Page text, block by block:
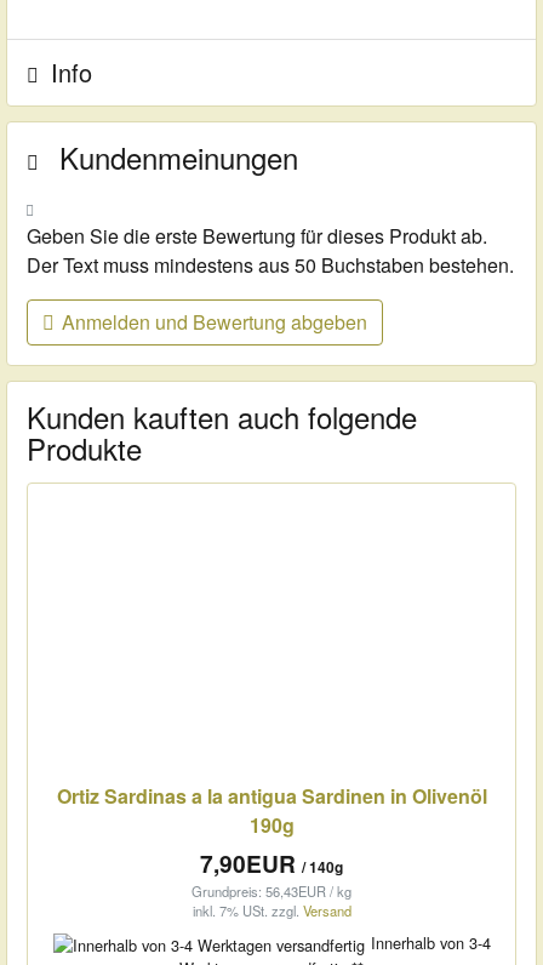
Info
Kundenmeinungen
Geben Sie die erste Bewertung für dieses Produkt ab.
Der Text muss mindestens aus 50 Buchstaben bestehen.
Anmelden und Bewertung abgeben
Kunden kauften auch folgende
Produkte
Ortiz Sardinas a la antigua Sardinen in Olivenöl
190g
7,90EUR / 140g
Grundpreis: 56,43EUR / kg
inkl. 7% USt. zzgl. Versand
Innerhalb von 3-4